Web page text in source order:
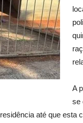
A
se
até que